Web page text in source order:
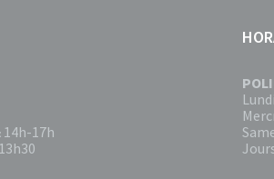
14h-17h